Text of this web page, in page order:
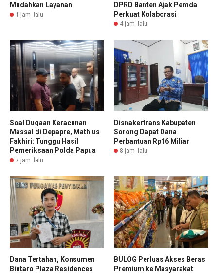
Mudahkan Layanan
1 jam lalu
DPRD Banten Ajak Pemda
Perkuat Kolaborasi
4 jam lalu
Soal Dugaan Keracunan
Massal di Depapre, Mathius
Fakhiri: Tunggu Hasil
Pemeriksaan Polda Papua
7 jam lalu
Disnakertrans Kabupaten
Sorong Dapat Dana
Perbantuan Rp16 Miliar
8 jam lalu
Dana Tertahan, Konsumen
Bintaro Plaza Residences
BULOG Perluas Akses Beras
Premium ke Masyarakat